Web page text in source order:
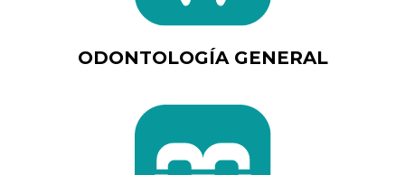
ODONTOLOGÍA GENERAL